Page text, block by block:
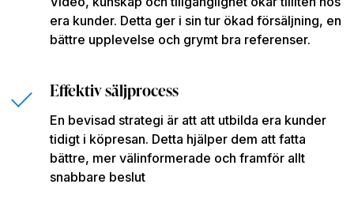
era kunder. Detta ger i sin tur ökad försäljning, en
bättre upplevelse och grymt bra referenser.
Effektiv säljprocess
En bevisad strategi är att att utbilda era kunder
tidigt i köpresan. Detta hjälper dem att fatta
bättre, mer välinformerade och framför allt
snabbare beslut